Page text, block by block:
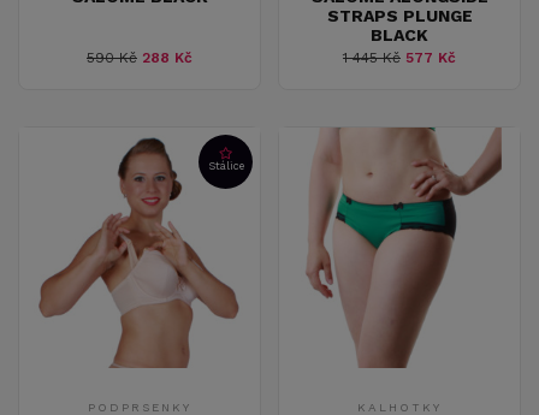
590 Kč 288 Kč
STRAPS PLUNGE
BLACK
1 445 Kč 577 Kč
Stálice
PODPRSENKY KALHOTKY